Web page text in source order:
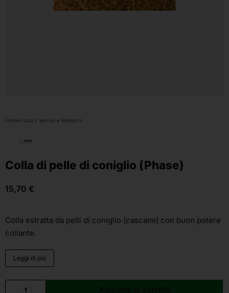
Home›Casa / Vernici e Restauro
Colla di pelle di coniglio (Phase)
15,70 €
Colla estratta da pelli di coniglio (cascami) con buon potere
collante.
Leggi di più